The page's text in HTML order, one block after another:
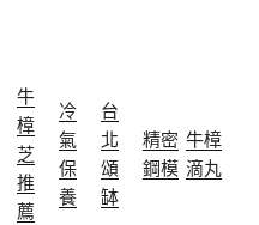
牛
樟
芝
推
薦
冷
氣
保
養
台
北
頌
缽
精密
鋼模
牛樟
滴丸